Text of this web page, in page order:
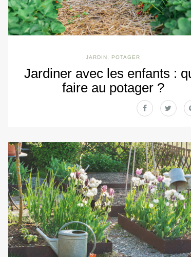
JARDIN POTAGER
Jardiner avec les enfants :
faire au potager ?